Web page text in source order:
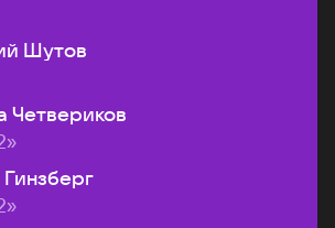
Шутов
Четвериков